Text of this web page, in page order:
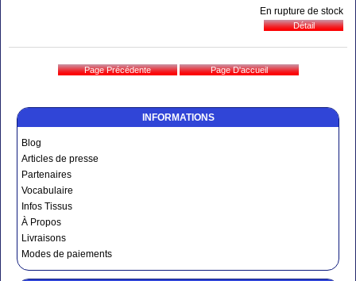
INFORMATIONS
Blog
Articles de presse
Partenaires
Vocabulaire
Infos Tissus
À Propos
Livraisons
Modes de paiements
En rupture de stock